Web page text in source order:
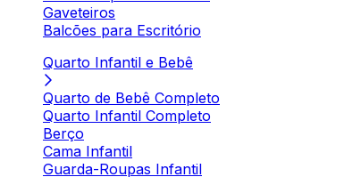
Gaveteiros
Balcões para Escritório
Quarto Infantil e Bebê
Quarto de Bebê Completo
Quarto Infantil Completo
Berço
Cama Infantil
Guarda-Roupas Infantil